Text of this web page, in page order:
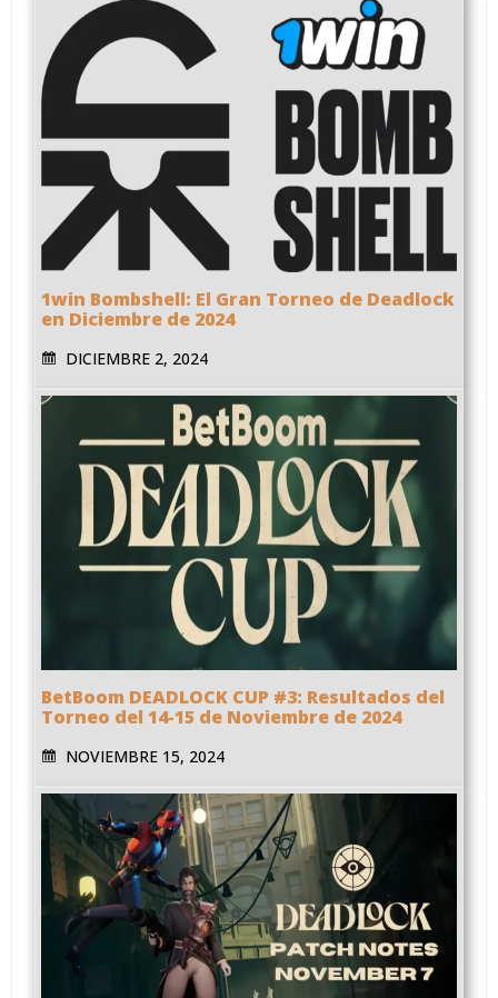
1win Bombshell: El Gran Torneo de Deadlock
en Diciembre de 2024
DICIEMBRE 2, 2024
BetBoom DEADLOCK CUP #3: Resultados del
Torneo del 14-15 de Noviembre de 2024
NOVIEMBRE 15, 2024